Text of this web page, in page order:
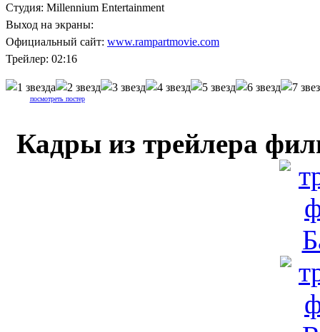
Студия: Millennium Entertainment
Выход на экраны:
Официальный сайт: www.rampartmovie.com
Трейлер: 02:16
посмотреть постер
Кадры из трейлера